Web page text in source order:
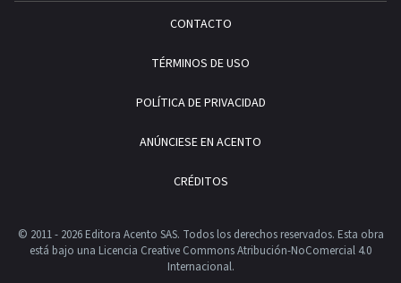
CONTACTO
TÉRMINOS DE USO
POLÍTICA DE PRIVACIDAD
ANÚNCIESE EN ACENTO
CRÉDITOS
© 2011 - 2026 Editora Acento SAS. Todos los derechos reservados. Esta obra
está bajo una Licencia Creative Commons Atribución-NoComercial 4.0
Internacional.